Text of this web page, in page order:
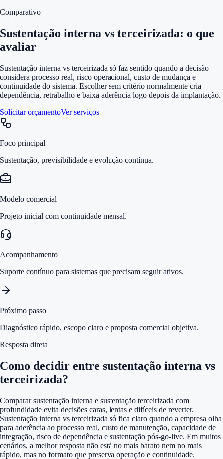
Comparativo
Sustentação interna vs terceirizada: o que
avaliar
Sustentação interna vs terceirizada só faz sentido quando a decisão
considera processo real, risco operacional, custo de mudança e
continuidade do sistema. Escolher sem critério normalmente cria
dependência, retrabalho e baixa aderência logo depois da implantação.
Solicitar orçamentoVer serviços
Foco principal
Sustentação, previsibilidade e evolução contínua.
Modelo comercial
Projeto inicial com continuidade mensal.
Acompanhamento
Suporte contínuo para sistemas que precisam seguir ativos.
Próximo passo
Diagnóstico rápido, escopo claro e proposta comercial objetiva.
Resposta direta
Como decidir entre sustentação interna vs
terceirizada?
Comparar sustentação interna e sustentação terceirizada com
profundidade evita decisões caras, lentas e difíceis de reverter.
Sustentação interna vs terceirizada só fica claro quando a empresa olha
para aderência ao processo real, custo de manutenção, capacidade de
integração, risco de dependência e sustentação pós-go-live. Em muitos
cenários, a melhor resposta não está no mais barato nem no mais
rápido, mas no formato que preserva operação e continuidade.